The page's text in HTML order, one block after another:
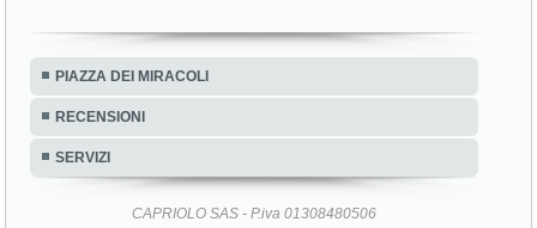
PIAZZA DEI MIRACOLI
RECENSIONI
SERVIZI
CAPRIOLO SAS - P.iva 01308480506